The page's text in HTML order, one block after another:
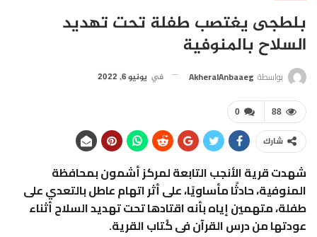
بلطجى يغتصب طفلة تحت تهديد
السلاح بالمنوفية
بواسطة AkheralAnbaaeg في يونيو 6, 2022
0 88
شارك
شهدت قرية الأنجب التابعة لمركز أشمون بمحافظة
المنوفية، حادثًا مأساويًا، على أثر اتهام عاطل بالتعدي على
طفلة، متهمين إياه بأنه اقتادها تحت تهديد السلاح أثناء
عودتها من درس القرآن فى كُتاب القرية.